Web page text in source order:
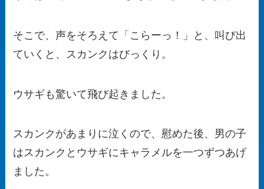
そこで、声をそろえて「こらーっ！」と、叫び出
ていくと、スカンクはびっくり。
ウサギも驚いて飛び起きました。
スカンクがあまりに泣くので、慰めた後、男の子
はスカンクとウサギにキャラメルを一つずつあげ
ました。